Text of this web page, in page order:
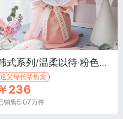
韩式系列/温柔以待·粉色康乃馨13枝，戴安娜玫瑰5枝、粉色洋桔梗5枝、浅紫紫罗兰5枝、尤加利10枝
送父母长辈热卖
￥236
销售5.07万件